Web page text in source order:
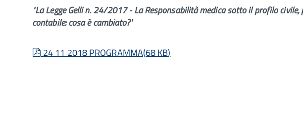
"La Legge Gelli n. 24/2017 - La Responsabilità medica sotto il profilo
contabile: cosa è cambiato?"
pdf
24 11 2018 PROGRAMMA(68 KB)